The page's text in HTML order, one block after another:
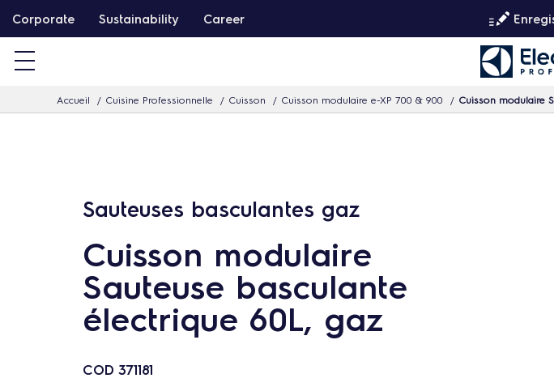
a
Corporate Sustainability Career
Accueil Cuisine Professionnelle Cuisson Cuisson modulaire e-XP 700 & 900 Cuisson modulaire
Sauteuses basculantes gaz
Cuisson modulaire
Sauteuse basculante
électrique 60L, gaz
COD 371181